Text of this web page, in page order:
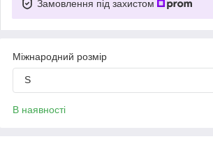
Замовлення під захистом
Міжнародний розмір
S
В наявності